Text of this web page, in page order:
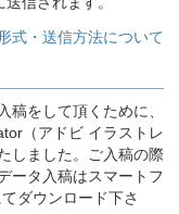
式・送信方法について
稿をして頂くために、
（アドビ イラストレ
しました。ご入稿の際
ータ入稿はスマートフ
ダウンロード下さ